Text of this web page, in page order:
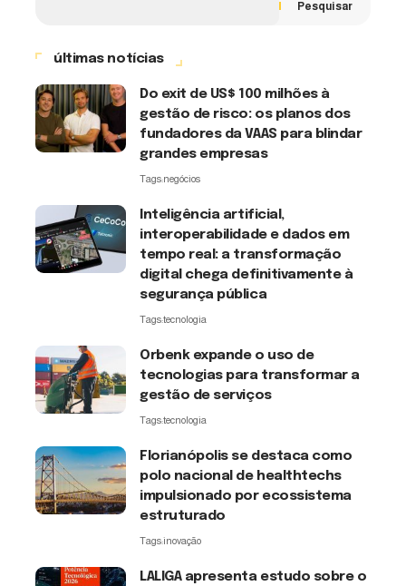
Pesquisar
últimas notícias
Do exit de US$ 100 milhões à
gestão de risco: os planos dos
fundadores da VAAS para blindar
grandes empresas
Tags:negócios
Inteligência artificial,
interoperabilidade e dados em
tempo real: a transformação
digital chega definitivamente à
segurança pública
Tags:tecnologia
Orbenk expande o uso de
tecnologias para transformar a
gestão de serviços
Tags:tecnologia
Florianópolis se destaca como
polo nacional de healthtechs
impulsionado por ecossistema
estruturado
Tags:inovação
LALIGA apresenta estudo sobre o